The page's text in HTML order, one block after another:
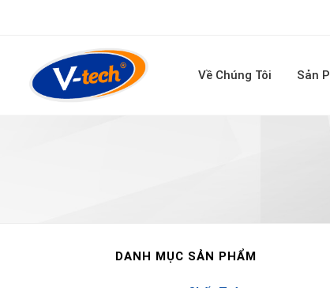
Về Chúng Tôi Sản
DANH MỤC SẢN PHẨM